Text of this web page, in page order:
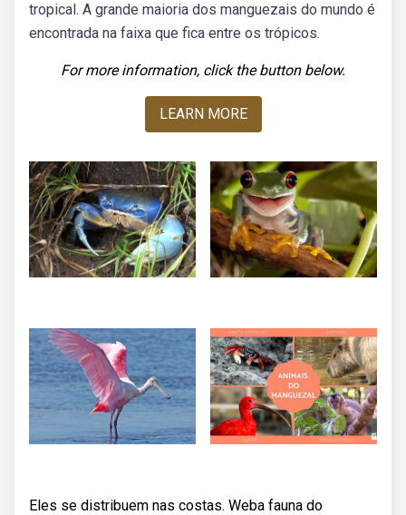
tropical. A grande maioria dos manguezais do mundo é
encontrada na faixa que fica entre os trópicos.
For more information, click the button below.
LEARN MORE
Eles se distribuem nas costas. Weba fauna do